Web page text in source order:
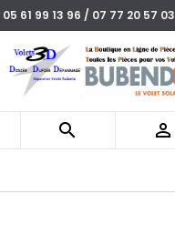
05 61 99 13 96 / 07 77 20 57 03
 